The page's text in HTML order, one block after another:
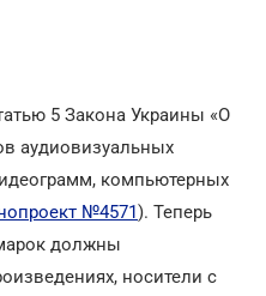
5 Закона Украины «О
аудиовизуальных
компьютерных
№4571). Теперь
должны
носители с